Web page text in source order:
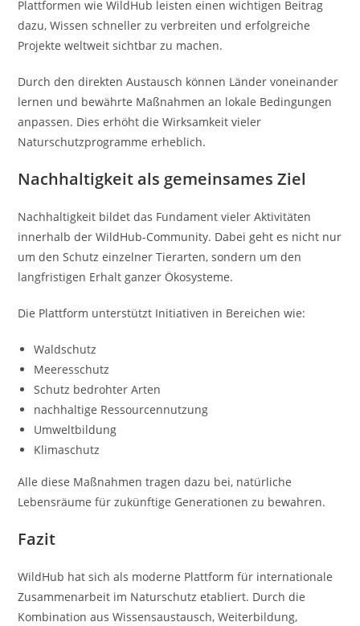
Plattformen wie WildHub leisten einen wichtigen Beitrag
dazu, Wissen schneller zu verbreiten und erfolgreiche
Projekte weltweit sichtbar zu machen.
Durch den direkten Austausch können Länder voneinander
lernen und bewährte Maßnahmen an lokale Bedingungen
anpassen. Dies erhöht die Wirksamkeit vieler
Naturschutzprogramme erheblich.
Nachhaltigkeit als gemeinsames Ziel
Nachhaltigkeit bildet das Fundament vieler Aktivitäten
innerhalb der WildHub-Community. Dabei geht es nicht nur
um den Schutz einzelner Tierarten, sondern um den
langfristigen Erhalt ganzer Ökosysteme.
Die Plattform unterstützt Initiativen in Bereichen wie:
Waldschutz
Meeresschutz
Schutz bedrohter Arten
nachhaltige Ressourcennutzung
Umweltbildung
Klimaschutz
Alle diese Maßnahmen tragen dazu bei, natürliche
Lebensräume für zukünftige Generationen zu bewahren.
Fazit
WildHub hat sich als moderne Plattform für internationale
Zusammenarbeit im Naturschutz etabliert. Durch die
Kombination aus Wissensaustausch, Weiterbildung,